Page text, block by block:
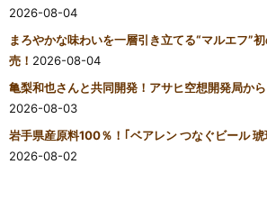
2026-08-04
まろやかな味わいを一層引き立てる“マルエフ”
売！ 2026-08-04
亀梨和也さんと共同開発！アサヒ空想開発局か
2026-08-03
岩手県産原料100％！｢ベアレン つなぐビール
2026-08-02